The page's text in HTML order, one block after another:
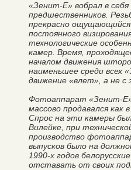
«Зенит-Е» вобрал в
предшественников.
прекрасно ощущающийся
постоянного
технологические
камер. Время,
началом движения
наименьшее среди всех
движение «влет», а не с
Фотоаппарат «Зенит-
массово продавался
Спрос на эти камеры
Вилейке, при
производство
выпусков было на
1990-х годов
отставать от своих